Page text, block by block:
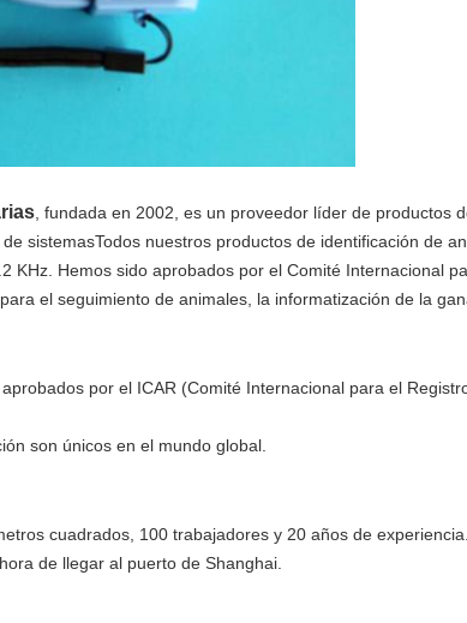
, fundada en 2002, es un proveedor líder de productos
sistemasTodos nuestros productos de identificación de
KHz. Hemos sido aprobados por el Comité Internacional
el seguimiento de animales, la informatización de la
por el ICAR (Comité Internacional para el
son únicos en el mundo global.
cuadrados, 100 trabajadores y 20 años de experiencia.
de llegar al puerto de Shanghai.